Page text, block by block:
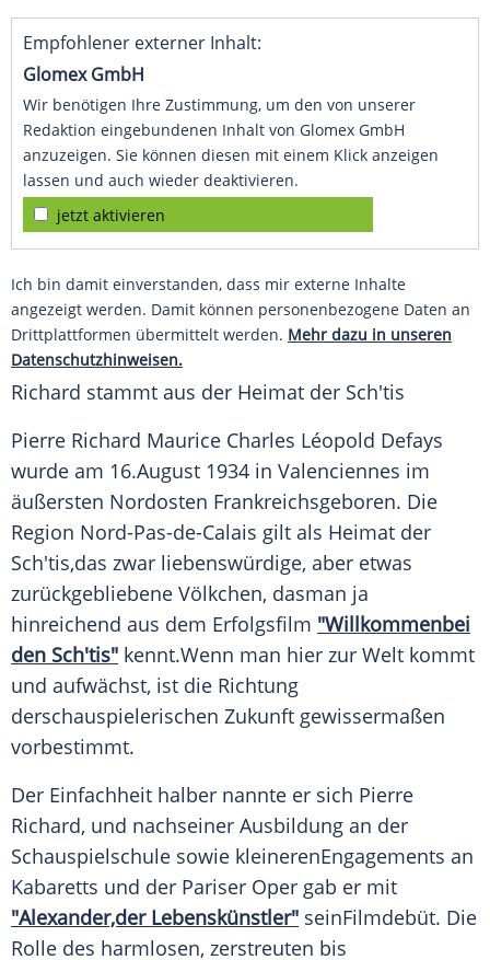
Empfohlener externer Inhalt:
Glomex GmbH
Wir benötigen Ihre Zustimmung, um den von unserer
Redaktion eingebundenen Inhalt von Glomex GmbH
anzuzeigen. Sie können diesen mit einem Klick anzeigen
lassen und auch wieder deaktivieren.
jetzt aktivieren
Ich bin damit einverstanden, dass mir externe Inhalte
angezeigt werden. Damit können personenbezogene Daten an
Drittplattformen übermittelt werden. Mehr dazu in unseren
Datenschutzhinweisen.
Richard stammt aus der Heimat der Sch'tis
Pierre Richard Maurice Charles Léopold Defays
wurde am 16.August 1934 in Valenciennes im
äußersten Nordosten Frankreichsgeboren. Die
Region Nord-Pas-de-Calais gilt als Heimat der
Sch'tis,das zwar liebenswürdige, aber etwas
zurückgebliebene Völkchen, dasman ja
hinreichend aus dem Erfolgsfilm "Willkommenbei
den Sch'tis" kennt.Wenn man hier zur Welt kommt
und aufwächst, ist die Richtung
derschauspielerischen Zukunft gewissermaßen
vorbestimmt.
Der Einfachheit halber nannte er sich Pierre
Richard, und nachseiner Ausbildung an der
Schauspielschule sowie kleinerenEngagements an
Kabaretts und der Pariser Oper gab er mit
"Alexander,der Lebenskünstler" seinFilmdebüt. Die
Rolle des harmlosen, zerstreuten bis